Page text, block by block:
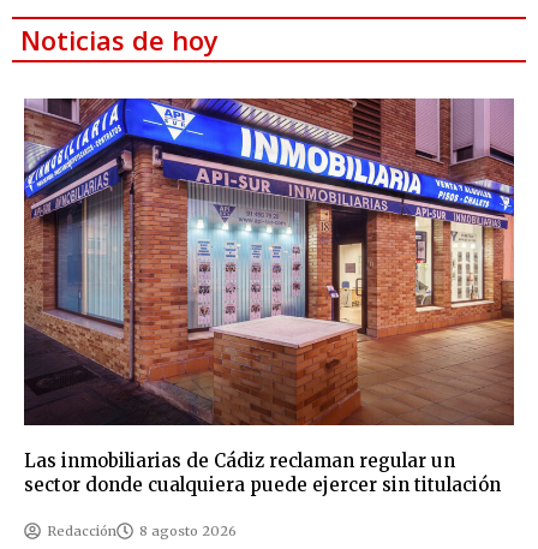
Noticias de hoy
Las inmobiliarias de Cádiz reclaman regular un
sector donde cualquiera puede ejercer sin titulación
Redacción 8 agosto 2026